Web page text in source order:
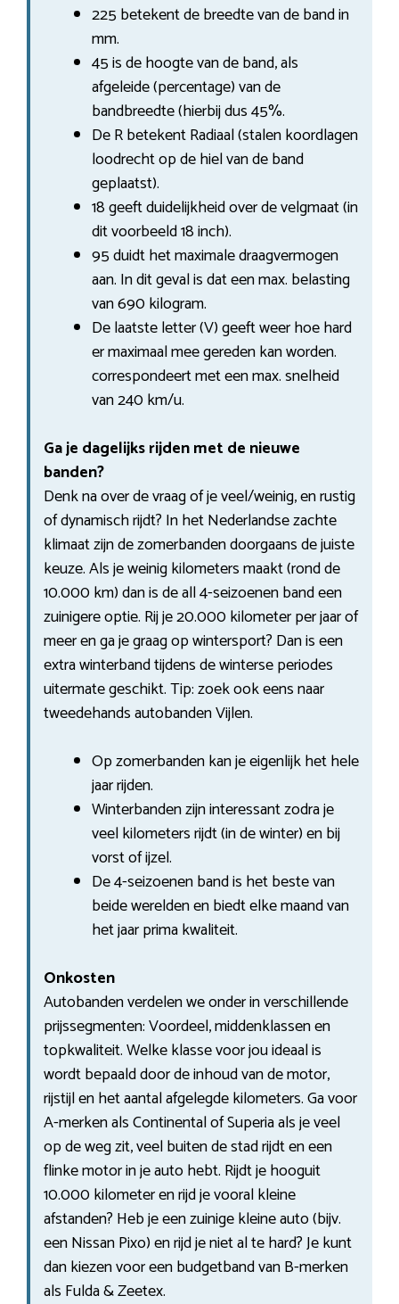
225 betekent de breedte van de band in
mm.
45 is de hoogte van de band, als
afgeleide (percentage) van de
bandbreedte (hierbij dus 45%.
De R betekent Radiaal (stalen koordlagen
loodrecht op de hiel van de band
geplaatst).
18 geeft duidelijkheid over de velgmaat (in
dit voorbeeld 18 inch).
95 duidt het maximale draagvermogen
aan. In dit geval is dat een max. belasting
van 690 kilogram.
De laatste letter (V) geeft weer hoe hard
er maximaal mee gereden kan worden.
correspondeert met een max. snelheid
van 240 km/u.
Ga je dagelijks rijden met de nieuwe
banden?
Denk na over de vraag of je veel/weinig, en rustig
of dynamisch rijdt? In het Nederlandse zachte
klimaat zijn de zomerbanden doorgaans de juiste
keuze. Als je weinig kilometers maakt (rond de
10.000 km) dan is de all 4-seizoenen band een
zuinigere optie. Rij je 20.000 kilometer per jaar of
meer en ga je graag op wintersport? Dan is een
extra winterband tijdens de winterse periodes
uitermate geschikt. Tip: zoek ook eens naar
tweedehands autobanden Vijlen.
Op zomerbanden kan je eigenlijk het hele
jaar rijden.
Winterbanden zijn interessant zodra je
veel kilometers rijdt (in de winter) en bij
vorst of ijzel.
De 4-seizoenen band is het beste van
beide werelden en biedt elke maand van
het jaar prima kwaliteit.
Onkosten
Autobanden verdelen we onder in verschillende
prijssegmenten: Voordeel, middenklassen en
topkwaliteit. Welke klasse voor jou ideaal is
wordt bepaald door de inhoud van de motor,
rijstijl en het aantal afgelegde kilometers. Ga voor
A-merken als Continental of Superia als je veel
op de weg zit, veel buiten de stad rijdt en een
flinke motor in je auto hebt. Rijdt je hooguit
10.000 kilometer en rijd je vooral kleine
afstanden? Heb je een zuinige kleine auto (bijv.
een Nissan Pixo) en rijd je niet al te hard? Je kunt
dan kiezen voor een budgetband van B-merken
als Fulda & Zeetex.